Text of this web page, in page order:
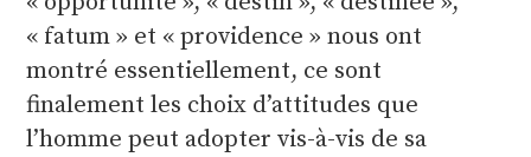
« fatum » et « providence » nous ont
montré essentiellement, ce sont
finalement les choix d’attitudes que
l’homme peut adopter vis-à-vis de sa